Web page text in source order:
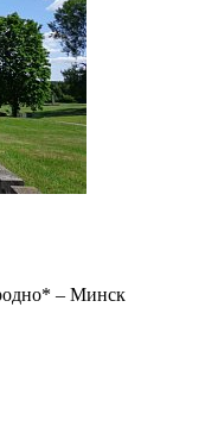
– Минск